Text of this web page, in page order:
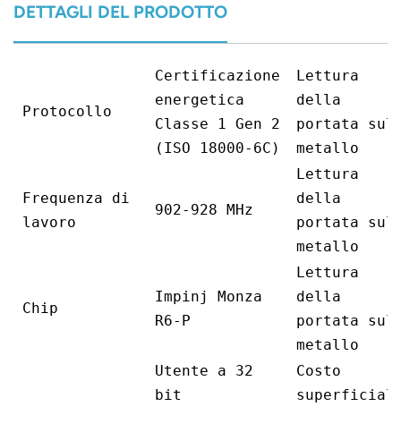
DETTAGLI DEL PRODOTTO
Protocollo
Certificazione
energetica
Classe 1 Gen 2
(ISO 18000-6C)
Lettura
della
portata sul
metallo
Frequenza di
lavoro
902-928 MHz
Lettura
della
portata sul
metallo
Chip
Impinj Monza
R6-P
Lettura
della
portata sul
metallo
Utente a 32
bit
Costo